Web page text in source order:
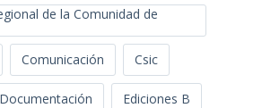
de la Comunidad de
Comunicación Csic
Documentación Ediciones B